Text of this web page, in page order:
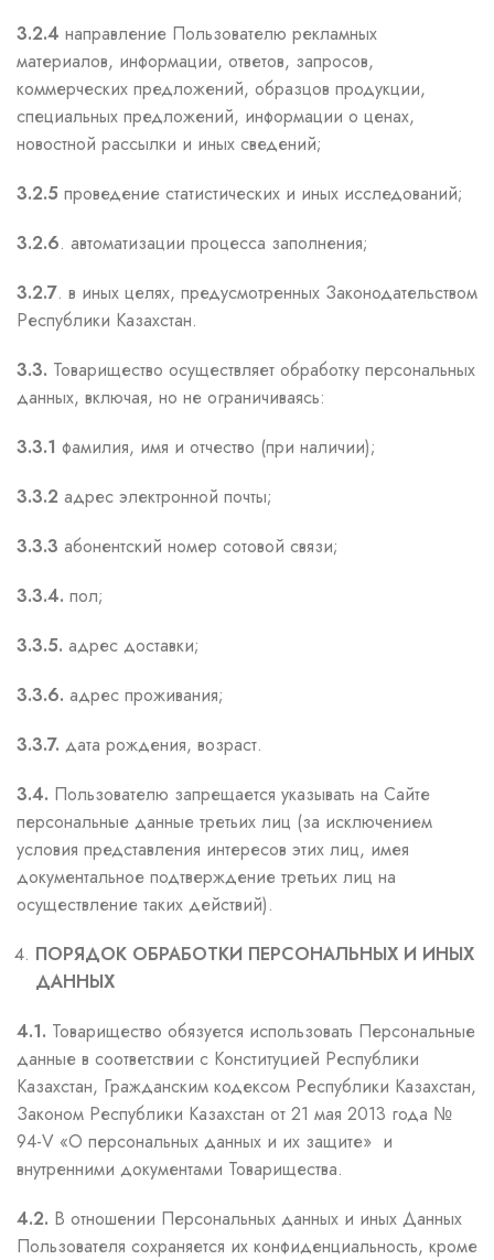
3.2.4 направление Пользователю рекламных
материалов, информации, ответов, запросов,
коммерческих предложений, образцов продукции,
специальных предложений, информации о ценах,
новостной рассылки и иных сведений;
3.2.5 проведение статистических и иных исследований;
3.2.6. автоматизации процесса заполнения;
3.2.7. в иных целях, предусмотренных Законодательством
Республики Казахстан.
3.3. Товарищество осуществляет обработку персональных
данных, включая, но не ограничиваясь:
3.3.1 фамилия, имя и отчество (при наличии);
3.3.2 адрес электронной почты;
3.3.3 абонентский номер сотовой связи;
3.3.4. пол;
3.3.5. адрес доставки;
3.3.6. адрес проживания;
3.3.7. дата рождения, возраст.
3.4. Пользователю запрещается указывать на Сайте
персональные данные третьих лиц (за исключением
условия представления интересов этих лиц, имея
документальное подтверждение третьих лиц на
осуществление таких действий).
ПОРЯДОК ОБРАБОТКИ ПЕРСОНАЛЬНЫХ И ИНЫХ
ДАННЫХ
4.1. Товарищество обязуется использовать Персональные
данные в соответствии с Конституцией Республики
Казахстан, Гражданским кодексом Республики Казахстан,
Законом Республики Казахстан от 21 мая 2013 года №
94-V «О персональных данных и их защите» и
внутренними документами Товарищества.
4.2. В отношении Персональных данных и иных Данных
Пользователя сохраняется их конфиденциальность, кроме